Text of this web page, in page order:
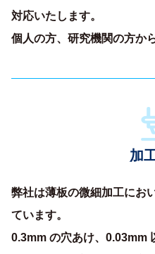
対応いたします。
個人の方、研究機関の方か
加
弊社は薄板の微細加工にお
ています。
0.3mm の穴あけ、0.03mm